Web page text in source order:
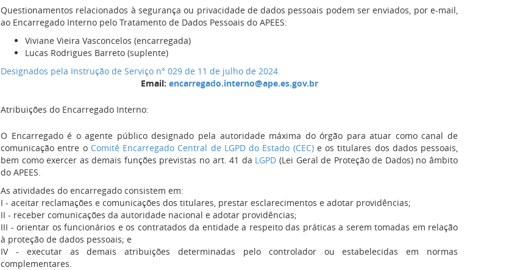
Questionamentos relacionados à segurança ou privacidade de dados pessoais podem ser enviados, por e-mail,
ao Encarregado Interno pelo Tratamento de Dados Pessoais do APEES:
Viviane Vieira Vasconcelos (encarregada)
Lucas Rodrigues Barreto (suplente)
Designados pela Instrução de Serviço n° 029 de 11 de julho de 2024.
Email: encarregado.interno@ape.es.gov.br
Atribuições do Encarregado Interno:
O Encarregado é o agente público designado pela autoridade máxima do órgão para atuar como canal de
comunicação entre o Comitê Encarregado Central de LGPD do Estado (CEC)e os titulares dos dados pessoais,
bem como exercer as demais funções previstas no art. 41 da LGPD (Lei Geral de Proteção de Dados) no âmbito
do APEES.
As atividades do encarregado consistem em:
I - aceitar reclamações e comunicações dos titulares, prestar esclarecimentos e adotar providências;
II - receber comunicações da autoridade nacional e adotar providências;
III - orientar os funcionários e os contratados da entidade a respeito das práticas a serem tomadas em relação
à proteção de dados pessoais; e
IV - executar as demais atribuições determinadas pelo controlador ou estabelecidas em normas
complementares.